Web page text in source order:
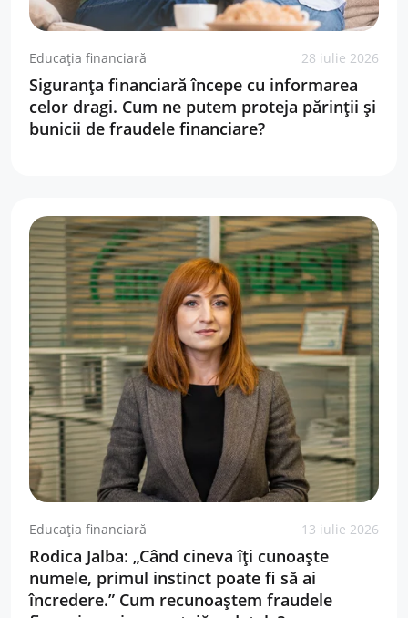
Educația financiară 28 iulie 2026
Siguranța financiară începe cu informarea
celor dragi. Cum ne putem proteja părinții și
bunicii de fraudele financiare?
Educația financiară 13 iulie 2026
Rodica Jalba: „Când cineva îți cunoaște
numele, primul instinct poate fi să ai
încredere.” Cum recunoaștem fraudele